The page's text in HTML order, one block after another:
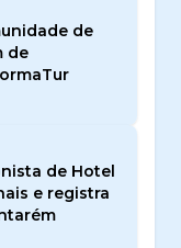
de
de
de Hotel
e registra